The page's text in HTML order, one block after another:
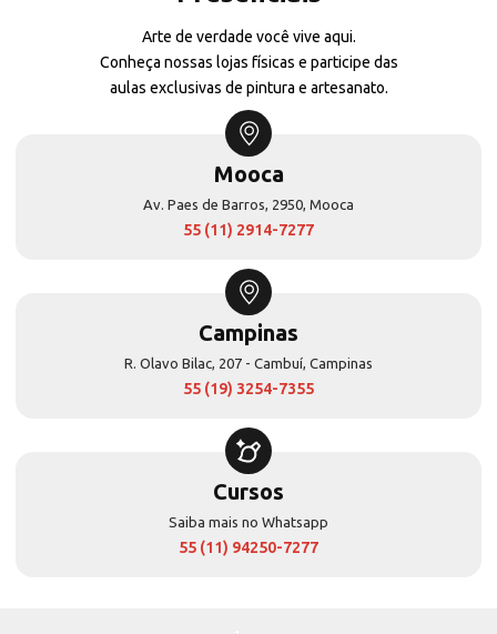
Arte de verdade você vive aqui.
Conheça nossas lojas físicas e participe das
aulas exclusivas de pintura e artesanato.
Mooca
Av. Paes de Barros, 2950, Mooca
55 (11) 2914-7277
Campinas
R. Olavo Bilac, 207 - Cambuí, Campinas
55 (19) 3254-7355
Cursos
Saiba mais no Whatsapp
55 (11) 94250-7277